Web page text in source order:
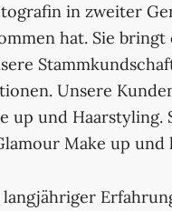
in zweiter
hat. Sie
Unsere
up und
Make up